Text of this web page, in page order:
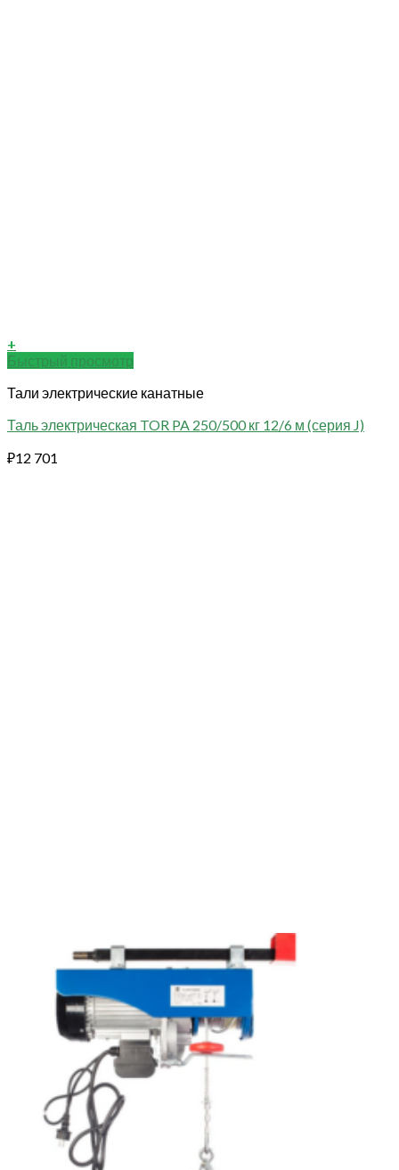
+
Быстрый просмотр
Тали электрические канатные
Таль электрическая TOR PA 250/500 кг 12/6 м (серия J)
₽12 701